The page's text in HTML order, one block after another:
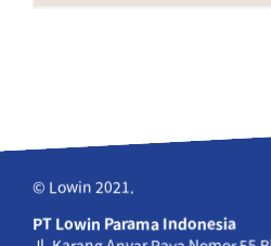
© Lowin 2021.
PT Lowin Parama Indonesia